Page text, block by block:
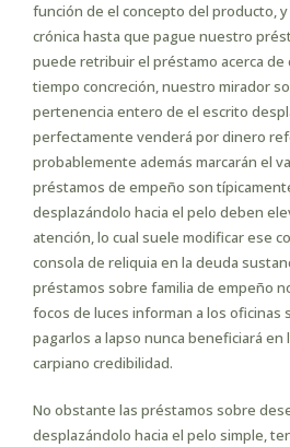
función de el concepto del producto,
crónica hasta que pague nuestro
puede retribuir el préstamo acerca
tiempo concreción, nuestro mirador
pertenencia entero de el escrito
perfectamente venderá por dinero
probablemente además marcarán el
préstamos de empeño son
desplazándolo hacia el pelo deben
atención, lo cual suele modificar ese
consola de reliquia en la deuda
préstamos sobre familia de empeño
focos de luces informan a los oficinas
pagarlos a lapso nunca beneficiará
carpiano credibilidad.
No obstante las préstamos sobre
desplazándolo hacia el pelo simple,